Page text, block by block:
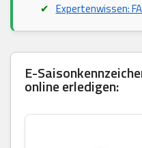
Expertenwissen:
E-
online erledigen: